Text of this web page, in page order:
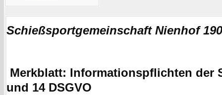
Schießsportgemeinschaft Nienhof
Merkblatt: Informationspflichten der
und 14 DSGVO